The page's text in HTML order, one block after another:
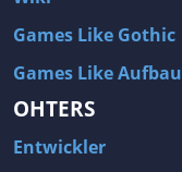
Games Like Gothic
Games Like Aufbau
OHTERS
Entwickler